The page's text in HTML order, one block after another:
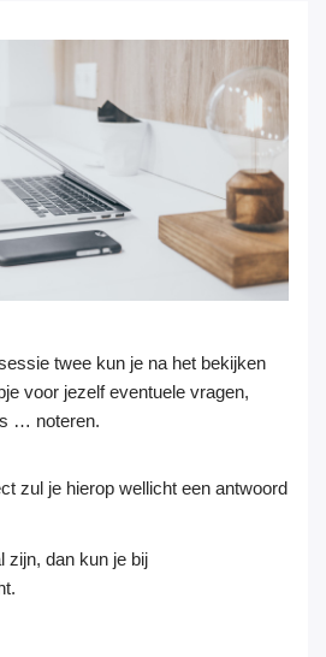
twee kun je na het bekijken
voor jezelf eventuele vragen,
… noteren.
zul je hierop wellicht een antwoord
zijn, dan kun je bij